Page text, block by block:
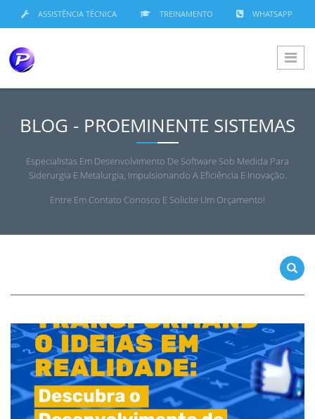
ASSISTÊNCIA TÉCNICA TREINAMENTO WHATSAPP
BLOG - PROEMINENTE SISTEMAS
Especialistas Em Desenvolvimento De Software Sob Medida Para
Siderurgia E Metalurgia, Impulsionando A Eficiência E Inovação.
Entre Em Contato Conosco E Solicite Um Orçamento!